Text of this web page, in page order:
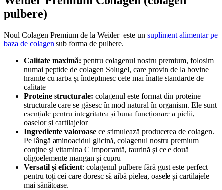
pulbere)
Noul Colagen Premium de la Weider este un supliment alimentar pe
baza de colagen sub forma de pulbere.
Calitate maximă: pentru colagenul nostru premium, folosim
numai peptide de colagen Solugel, care provin de la bovine
hrănite cu iarbă și îndeplinesc cele mai înalte standarde de
calitate
Proteine structurale: colagenul este format din proteine ​​
structurale care se găsesc în mod natural în organism. Ele sunt
esențiale pentru integritatea și buna funcționare a pielii,
oaselor și cartilajelor
Ingrediente valoroase ce stimulează producerea de colagen.
Pe lângă aminoacidul glicină, colagenul nostru premium
conține și vitamina C importantă, taurină și cele două
oligoelemente mangan și cupru
Versatil și eficient: colagenul pulbere fără gust este perfect
pentru toți cei care doresc să aibă pielea, oasele și cartilajele
mai sănătoase.